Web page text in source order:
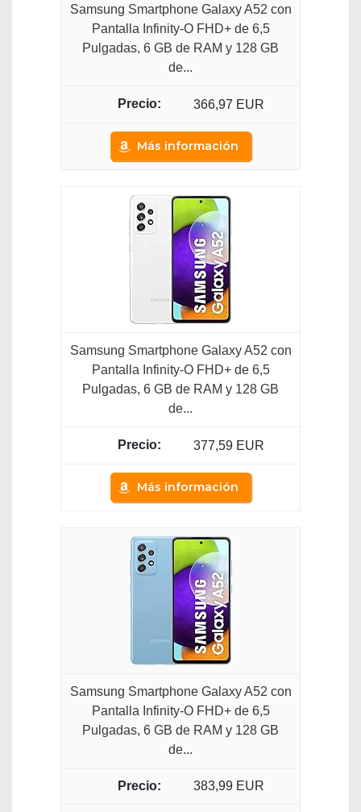
Samsung Smartphone Galaxy A52 con
Pantalla Infinity-O FHD+ de 6,5
Pulgadas, 6 GB de RAM y 128 GB
de...
366,97 EUR
Más información
Samsung Smartphone Galaxy A52 con
Pantalla Infinity-O FHD+ de 6,5
Pulgadas, 6 GB de RAM y 128 GB
de...
377,59 EUR
Más información
Samsung Smartphone Galaxy A52 con
Pantalla Infinity-O FHD+ de 6,5
Pulgadas, 6 GB de RAM y 128 GB
de...
383,99 EUR